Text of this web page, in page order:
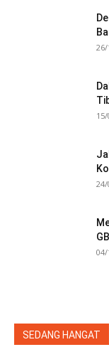
26/
24/
04/
SEDANG HANGAT